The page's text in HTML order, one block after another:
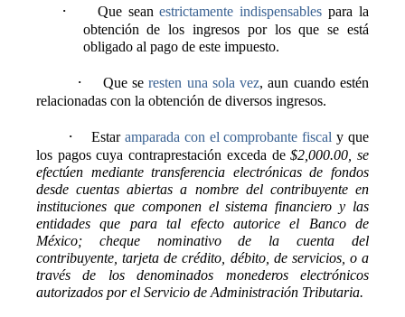
· Que seanestrictamente indispensablespara la
obtención de los ingresos por los que se está
obligado al pago de este impuesto.
· Que seresten una sola vez, aun cuando estén
relacionadas con la obtención de diversos ingresos.
· Estar amparada con el comprobante fiscaly que
los pagos cuya contraprestación exceda de$2,000.00, se
efectúen mediante transferencia electrónicas de fondos
desde cuentas abiertas a nombre del contribuyente en
instituciones que componen el sistema financiero y las
entidades que para tal efecto autorice el Banco de
México; cheque nominativo de la cuenta del
contribuyente, tarjeta de crédito, débito, de servicios, o a
través de los denominados monederos electrónicos
autorizados por el Servicio de Administración Tributaria.